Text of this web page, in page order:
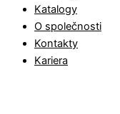
Katalogy
O společnosti
Kontakty
Kariera